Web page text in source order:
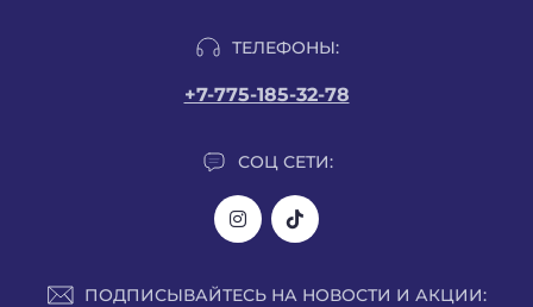
ТЕЛЕФОНЫ:
+7-775-185-32-78
СОЦ СЕТИ:
ПОДПИСЫВАЙТЕСЬ НА НОВОСТИ И АКЦИИ: